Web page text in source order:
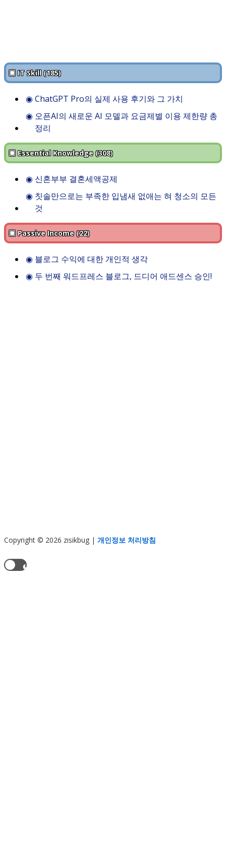
▣ IT Skill (185)
◉ ChatGPT Pro의 실제 사용 후기와 그 가치
◉ 오픈AI의 새로운 AI 모델과 요금제별 이용 제한량 총
정리
▣ Essential Knowledge (308)
◉ 신혼부부 결혼세액공제
◉ 칫솔만으로는 부족한 입냄새 없애는 혀 청소의 모든
것
▣ Passive Income (22)
◉ 블로그 수익에 대한 개인적 생각
◉ 두 번째 워드프레스 블로그, 드디어 애드센스 승인!
Copyright © 2026 zisikbug | 개인정보 처리방침
현재 테마:
라이트 모드